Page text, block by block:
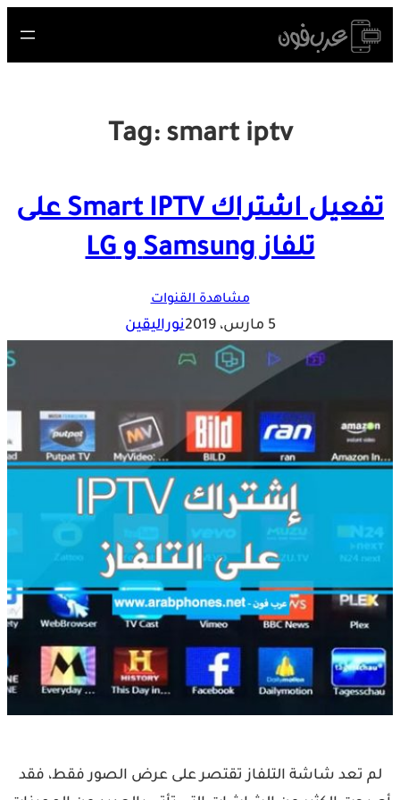
Skip
to
Tag: smart iptv
تفعيل اشتراك Smart IPTV على
تلفاز Samsung و LG
مشاهدة القنوات
5 مارس، 2019 نوراليقين
لم تعد شاشة التلفاز تقتصر على عرض الصور فقط، فقد